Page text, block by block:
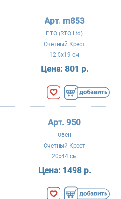
Арт. m853
РТО (RTO Ltd)
Счетный Крест
12.5x19 см
Цена: 801 р.
Арт. 950
Овен
Счетный Крест
20x44 см
Цена: 1498 р.